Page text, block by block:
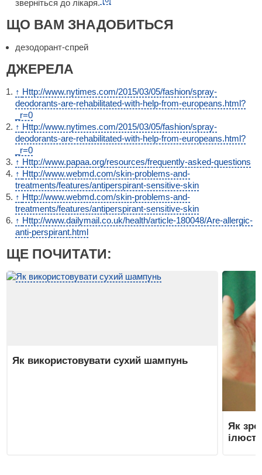
зверніться до лікаря.
ЩО ВАМ ЗНАДОБИТЬСЯ
дезодорант-спрей
ДЖЕРЕЛА
↑ Http://www.nytimes.com/2015/03/05/fashion/spray-
deodorants-are-rehabilitated-with-help-from-europeans.html?
_r=0
↑ Http://www.nytimes.com/2015/03/05/fashion/spray-
deodorants-are-rehabilitated-with-help-from-europeans.html?
_r=0
↑ Http://www.papaa.org/resources/frequently-asked-questions
↑ Http://www.webmd.com/skin-problems-and-
treatments/features/antiperspirant-sensitive-skin
↑ Http://www.webmd.com/skin-problems-and-
treatments/features/antiperspirant-sensitive-skin
↑ Http://www.dailymail.co.uk/health/article-180048/Are-allergic-
anti-perspirant.html
ЩЕ ПОЧИТАТИ:
Як використовувати сухий шампунь
Як